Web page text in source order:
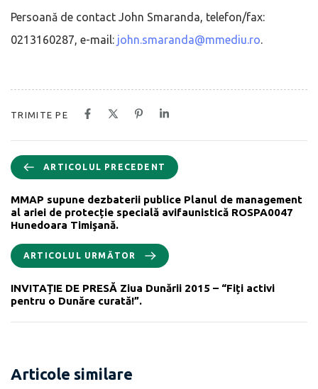
Persoană de contact John Smaranda, telefon/fax:
0213160287, e-mail: john.smaranda@mmediu.ro.
TRIMITE PE
ARTICOLUL PRECEDENT
MMAP supune dezbaterii publice Planul de management
al ariei de protecție specială avifaunistică ROSPA0047
Hunedoara Timişană.
ARTICOLUL URMĂTOR
INVITAȚIE DE PRESĂ Ziua Dunării 2015 – “Fiți activi
pentru o Dunăre curată!”.
Articole similare